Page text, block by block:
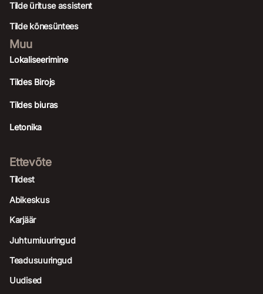
Tilde ürituse assistent
Tilde kõnesüntees
Muu
Lokaliseerimine
Tildes Birojs
Tildes biuras
Letonika
Ettevõte
Tildest
Abikeskus
Karjäär
Juhtumiuuringud
Teadusuuringud
Uudised